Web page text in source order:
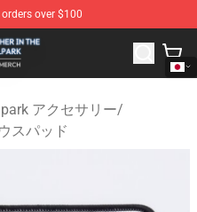
over $100
Shop - Official The Catcher
アクセサリー/
スパッド